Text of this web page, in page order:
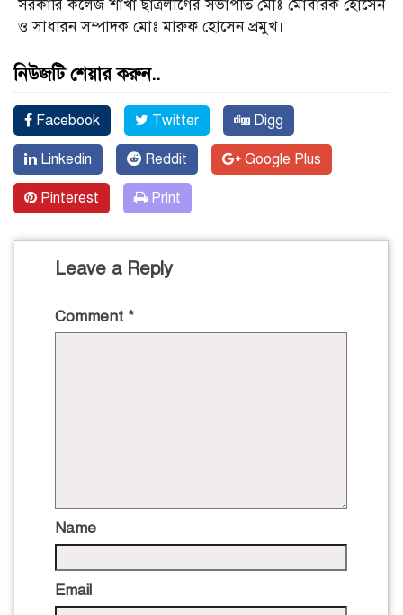
সরকারি কলেজ শাখা ছাত্রলীগের সভাপতি মোঃ মোবারক হোসেন
ও সাধারন সম্পাদক মোঃ মারুফ হোসেন প্রমুখ।
নিউজটি শেয়ার করুন..
Facebook Twitter Digg
Linkedin Reddit Google Plus
Pinterest Print
Leave a Reply
Comment *
Name
Email